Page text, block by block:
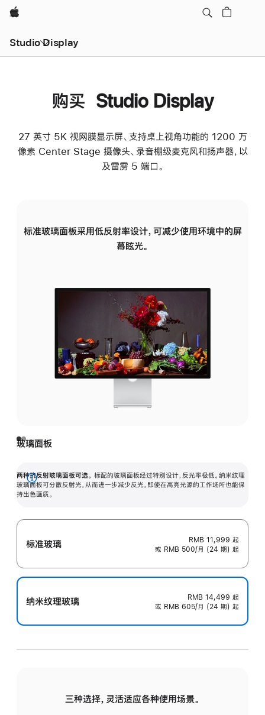
Apple
Studio Display
购买 Studio Display
27 英寸 5K 视网膜显示屏、支持桌上视角功能的 1200 万
像素 Center Stage 摄像头、录音棚级麦克风和扬声器，以
及雷雳 5 端口。
标准玻璃面板采用低反射率设计，可减少使用环境中的屏
幕眩光。
玻璃面板
两种抗反射玻璃面板可选。 标配的玻璃面板经过特别设计，反光率极低。纳米纹理
玻璃面板可分散反射光，从而进一步减少反光，即使在高亮光源的工作场所也能保
持出色画质。
展
开
标准玻璃 RMB 11,999 起
或 RMB 500/月 (24 期) 起
纳米纹理玻璃 RMB 14,499 起
或 RMB 605/月 (24 期) 起
三种选择，灵活适应各种使用场景。